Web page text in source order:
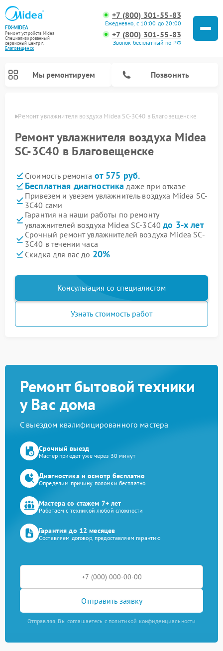
FIX-MIDEA
Ремонт устройств Midea
Специализированный
cервисный центр г.
Благовещенск
+7 (800) 301-55-83
Ежедневно, с 10:00 до 20:00
+7 (800) 301-55-83
Звонок бесплатный по РФ
Мы ремонтируем Позвонить
Ремонт увлажнителя воздуха Midea SC-3C40 в Благовещенске
Ремонт увлажнителя воздуха Midea
SC-3C40 в Благовещенске
Стоимость ремонта от 575 руб.
Бесплатная диагностика даже при отказе
Привезем и увезем увлажнитель воздуха Midea SC-
3C40 сами
Гарантия на наши работы по ремонту
увлажнителей воздуха Midea SC-3C40до 3-х лет
Срочный ремонт увлажнителей воздуха Midea SC-
3C40 в течении часа
Скидка для вас до 20%
Консультация со специалистом
Узнать стоимость работ
Ремонт бытовой техники
у Вас дома
С выездом квалифицированного мастера
Срочный выезд
Мастер приедет уже через 30 минут
Диагностика и осмотр бесплатно
Определим причину поломки бесплатно
Мастера со стажем 7+ лет
Работаем с техникой любой сложности
Гарантия до 12 месяцев
Составляем договор, предоставляем гарантию
Отправить заявку
Отправляя, Вы соглашаетесь с политикой конфиденциальности